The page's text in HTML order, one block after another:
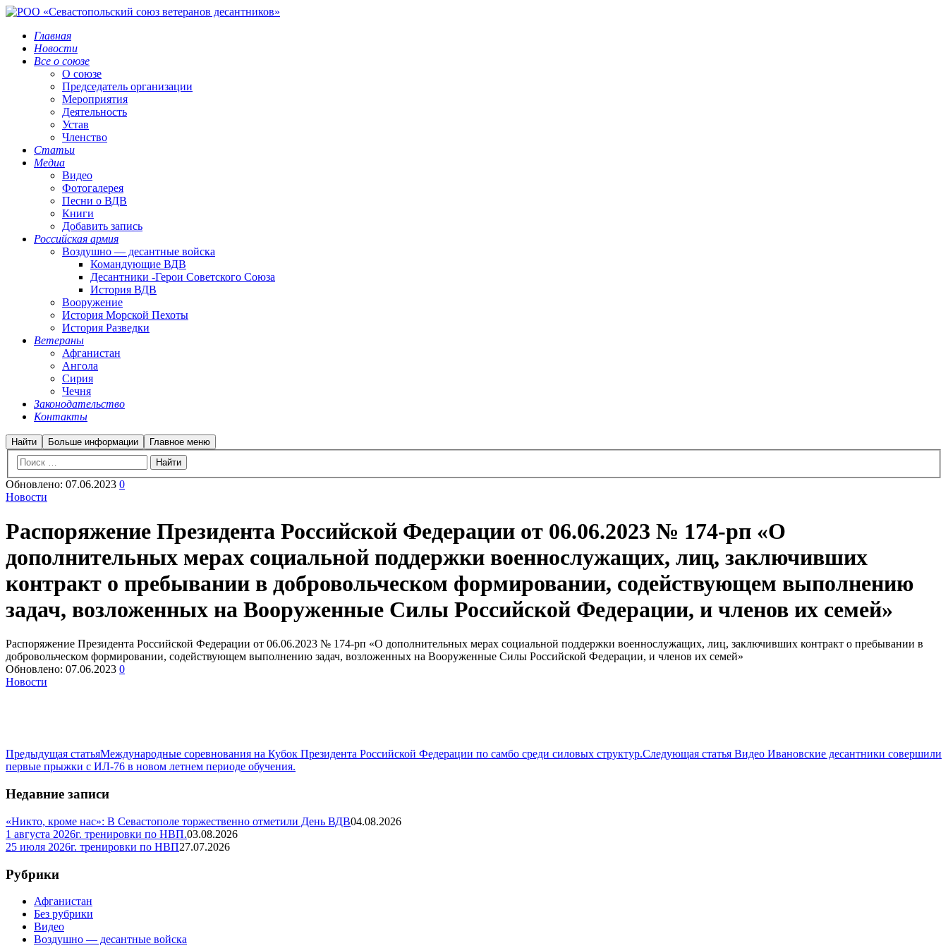
Главная
Новости
Все о союзе
О союзе
Председатель организации
Мероприятия
Деятельность
Устав
Членство
Статьи
Медиа
Видео
Фотогалерея
Песни о ВДВ
Книги
Добавить запись
Российская армия
Воздушно — десантные войска
Командующие ВДВ
Десантники -Герои Советского Союза
История ВДВ
Вооружение
История Морской Пехоты
История Разведки
Ветераны
Афганистан
Ангола
Сирия
Чечня
Законодательство
Контакты
Найти Больше информации Главное меню
Обновлено: 07.06.2023 0
Новости
Распоряжение Президента Российской Федерации от 06.06.2023 № 174-рп «О
дополнительных мерах социальной поддержки военнослужащих, лиц, заключивших
контракт о пребывании в добровольческом формировании, содействующем выполнению
задач, возложенных на Вооруженные Силы Российской Федерации, и членов их семей»
Распоряжение Президента Российской Федерации от 06.06.2023 № 174-рп «О дополнительных мерах социальной поддержки военнослужащих, лиц, заключивших контракт о пребывании в
добровольческом формировании, содействующем выполнению задач, возложенных на Вооруженные Силы Российской Федерации, и членов их семей»
Обновлено: 07.06.2023 0
Новости
Предыдущая статьяМеждународные соревнования на Кубок Президента Российской Федерации по самбо среди силовых структур.Следующая статья Видео Ивановские десантники совершили
первые прыжки с ИЛ-76 в новом летнем периоде обучения.
Недавние записи
«Никто, кроме нас»: В Севастополе торжественно отметили День ВДВ04.08.2026
1 августа 2026г. тренировки по НВП.03.08.2026
25 июля 2026г. тренировки по НВП27.07.2026
Рубрики
Афганистан
Без рубрики
Видео
Воздушно — десантные войска